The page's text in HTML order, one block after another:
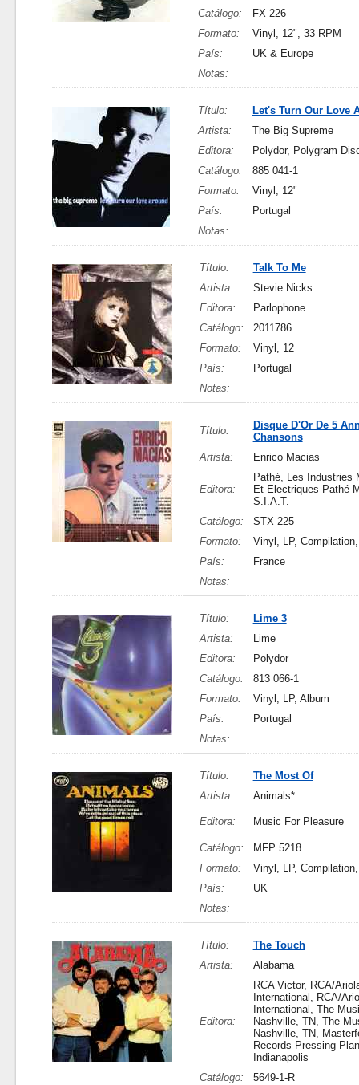
Catálogo:
FX 226
Formato:
Vinyl, 12", 33 RPM
País:
UK & Europe
Notas:
Título:
Let's Turn Our Love
Artista:
The Big Supreme
Editora:
Polydor, Polygram
Catálogo:
885 041-1
Formato:
Vinyl, 12"
País:
Portugal
Notas:
Título:
Talk To Me
Artista:
Stevie Nicks
Editora:
Parlophone
Catálogo:
2011786
Formato:
Vinyl, 12
País:
Portugal
Notas:
Título:
Disque D'Or De 5
Chansons
Artista:
Enrico Macias
Editora:
Pathé, Les Industries
Et Electriques Pathé
S.I.A.T.
Catálogo:
STX 225
Formato:
Vinyl, LP,
País:
France
Notas:
Título:
Lime 3
Artista:
Lime
Editora:
Polydor
Catálogo:
813 066-1
Formato:
Vinyl, LP, Album
País:
Portugal
Notas:
Título:
The Most Of
Artista:
Animals*
Editora: Music For Pleasure
Catálogo:
MFP 5218
Formato:
Vinyl, LP,
País:
UK
Notas:
Título:
The Touch
Artista:
Alabama
Editora:
RCA Victor, RCA/
International, RCA/
International, The
Nashville, TN, The
Nashville, TN,
Records Pressing
Indianapolis
Catálogo:
5649-1-R